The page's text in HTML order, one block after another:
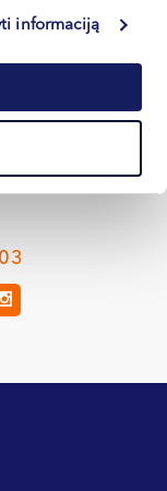
informaciją